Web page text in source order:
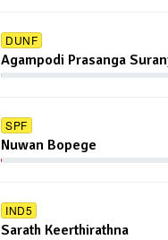
DUNF
Agampodi Prasanga
SPF
Nuwan Bopege
IND5
Sarath Keerthirathna